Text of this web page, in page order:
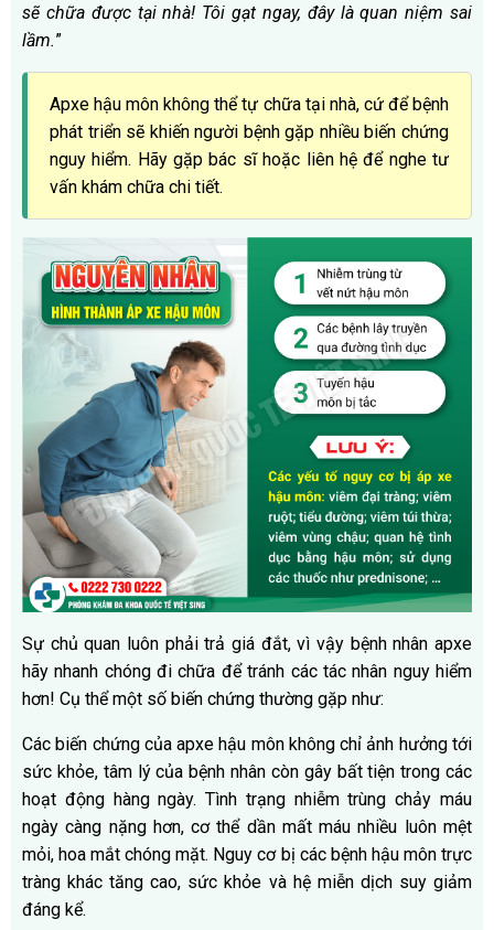
sẽ chữa được tại nhà! Tôi gạt ngay, đây là quan niệm sai
lầm.”
Apxe hậu môn không thể tự chữa tại nhà, cứ để bệnh
phát triển sẽ khiến người bệnh gặp nhiều biến chứng
nguy hiểm. Hãy gặp bác sĩ hoặc liên hệ để nghe tư
vấn khám chữa chi tiết.
Sự chủ quan luôn phải trả giá đắt, vì vậy bệnh nhân apxe
hãy nhanh chóng đi chữa để tránh các tác nhân nguy hiểm
hơn! Cụ thể một số biến chứng thường gặp như:
Các biến chứng của apxe hậu môn không chỉ ảnh hưởng tới
sức khỏe, tâm lý của bệnh nhân còn gây bất tiện trong các
hoạt động hàng ngày. Tình trạng nhiễm trùng chảy máu
ngày càng nặng hơn, cơ thể dần mất máu nhiều luôn mệt
mỏi, hoa mắt chóng mặt. Nguy cơ bị các bệnh hậu môn trực
tràng khác tăng cao, sức khỏe và hệ miễn dịch suy giảm
đáng kể.